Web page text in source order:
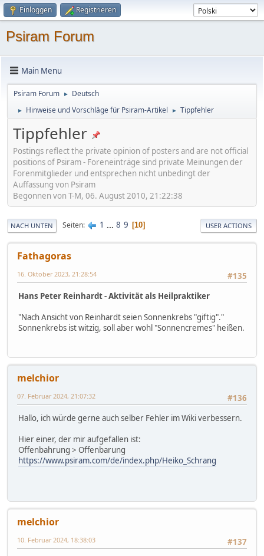
Einloggen Registrieren
Psiram Forum
Main Menu
Psiram Forum ► Deutsch
► Hinweise und Vorschläge für Psiram-Artikel ► Tippfehler
Tippfehler
Postings reflect the private opinion of posters and are not official
positions of Psiram - Foreneinträge sind private Meinungen der
Forenmitglieder und entsprechen nicht unbedingt der
Auffassung von Psiram
Begonnen von T-M, 06. August 2010, 21:22:38
NACH UNTEN Seiten 1 ... 8 9 10 USER ACTIONS
Fathagoras
#135
16. Oktober 2023, 21:28:54
Hans Peter Reinhardt - Aktivität als Heilpraktiker
"Nach Ansicht von Reinhardt seien Sonnenkrebs "giftig"."
Sonnenkrebs ist witzig, soll aber wohl "Sonnencremes" heißen.
melchior
#136
07. Februar 2024, 21:07:32
Hallo, ich würde gerne auch selber Fehler im Wiki verbessern.
Hier einer, der mir aufgefallen ist:
Offenbahrung > Offenbarung
https://www.psiram.com/de/index.php/Heiko_Schrang
melchior
#137
10. Februar 2024, 18:38:03